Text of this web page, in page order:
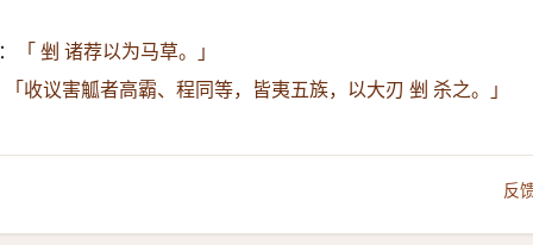
「 剉 诸荐以为马草。」
「收议害觚者高霸、程同等，皆夷五族，以大刃 剉 杀之。」
反